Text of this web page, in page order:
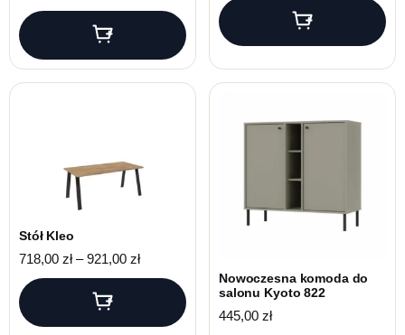
Stół Kleo
718,00 zł – 921,00 złZakres cen: od 718,00 zł do 921,00 zł
Nowoczesna komoda do
salonu Kyoto 822
445,00 zł